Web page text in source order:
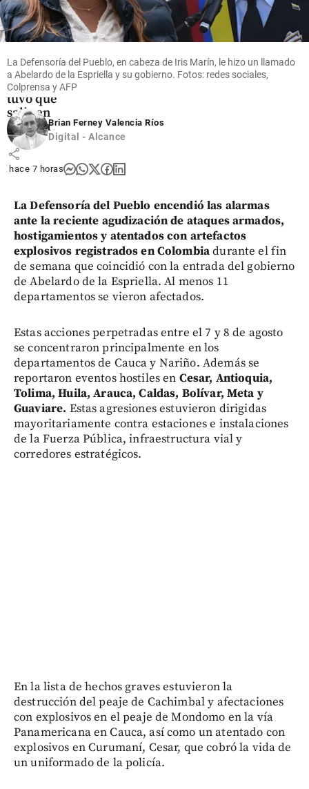
Video | Otro
colombiano
lesionado
en Brasil:
Jordan
Barrera
tuvo que
salir en
camilla
share
La Defensoría del Pueblo, en cabeza de Iris Marín, le hizo un llamado
a Abelardo de la Espriella y su gobierno. Fotos: redes sociales,
Colprensa y AFP
Brian Ferney Valencia Ríos
Digital - Alcance
hace 7 horas
La Defensoría del Pueblo encendió las alarmas
ante la reciente agudización de ataques armados,
hostigamientos y atentados con artefactos
explosivos registrados en Colombiadurante el fin
de semana que coincidió con la entrada del gobierno
de Abelardo de la Espriella. Al menos 11
departamentos se vieron afectados.
Estas acciones perpetradas entre el 7 y 8 de agosto
se concentraron principalmente en los
departamentos de Cauca y Nariño. Además se
reportaron eventos hostiles en Cesar, Antioquia,
Tolima, Huila, Arauca, Caldas, Bolívar, Meta y
Guaviare. Estas agresiones estuvieron dirigidas
mayoritariamente contra estaciones e instalaciones
de la Fuerza Pública, infraestructura vial y
corredores estratégicos.
En la lista de hechos graves estuvieron la
destrucción del peaje de Cachimbal y afectaciones
con explosivos en el peaje de Mondomo en la vía
Panamericana en Cauca, así como un atentado con
explosivos en Curumaní, Cesar, que cobró la vida de
un uniformado de la policía.